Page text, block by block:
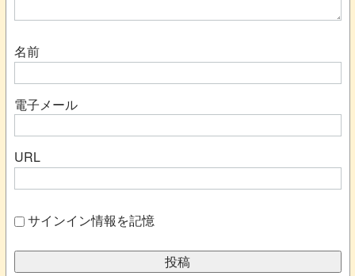
名前
電子メール
URL
サインイン情報を記憶